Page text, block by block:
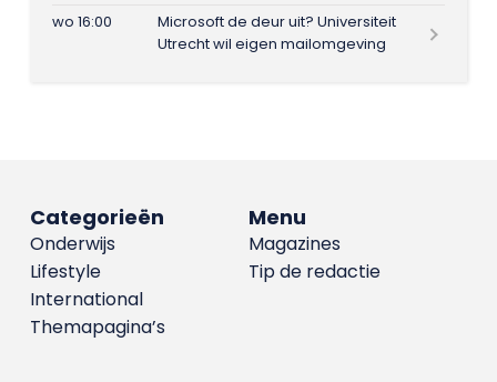
wo 16:00
Microsoft de deur uit? Universiteit
Utrecht wil eigen mailomgeving
Menu
Magazines
Tip de redactie
Categorieën
Onderwijs
Lifestyle
International
Themapagina’s